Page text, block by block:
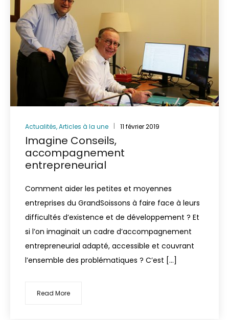
Actualités,Articles à la une 11 février 2019
Imagine Conseils,
accompagnement
entrepreneurial
Comment aider les petites et moyennes
entreprises du GrandSoissons à faire face à leurs
difficultés d’existence et de développement ? Et
si l’on imaginait un cadre d’accompagnement
entrepreneurial adapté, accessible et couvrant
l’ensemble des problématiques ? C’est […]
Read More